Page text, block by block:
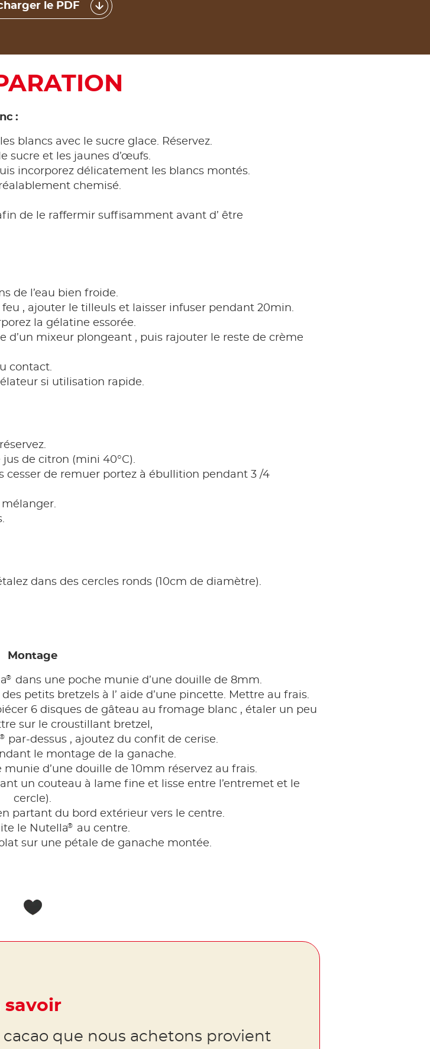
le PDF
:
blancs avec le sucre glace. Réservez.
sucre et les jaunes d’œufs.
incorporez délicatement les blancs montés.
chemisé.
de le raffermir suffisamment avant d’ être
de l’eau bien froide.
, ajouter le tilleuls et laisser infuser pendant 20min.
la gélatine essorée.
d’un mixeur plongeant , puis rajouter le reste de crème
contact.
si utilisation rapide.
de citron (mini 40°C).
cesser de remuer portez à ébullition pendant 3 /4
dans des cercles ronds (10cm de diamètre).
Montage
®
dans une poche munie d’une douille de 8mm.
petits bretzels à l’ aide d’une pincette. Mettre au frais.
6 disques de gâteau au fromage blanc , étaler un peu
sur le croustillant bretzel,
®
par-dessus , ajoutez du confit de cerise.
le montage de la ganache.
d’une douille de 10mm réservez au frais.
un couteau à lame fine et lisse entre l’entremet et le
cercle).
partant du bord extérieur vers le centre.
le Nutella®
au centre.
sur une pétale de ganache montée.
savoir
cacao que nous achetons provient